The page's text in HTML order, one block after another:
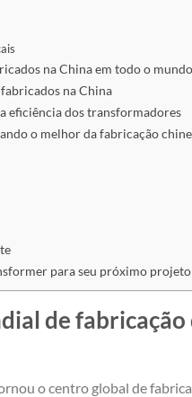
na China em todo o mundo
na China
eficiência dos transformadores
o melhor da fabricação
para seu próximo projeto
de
o centro global de